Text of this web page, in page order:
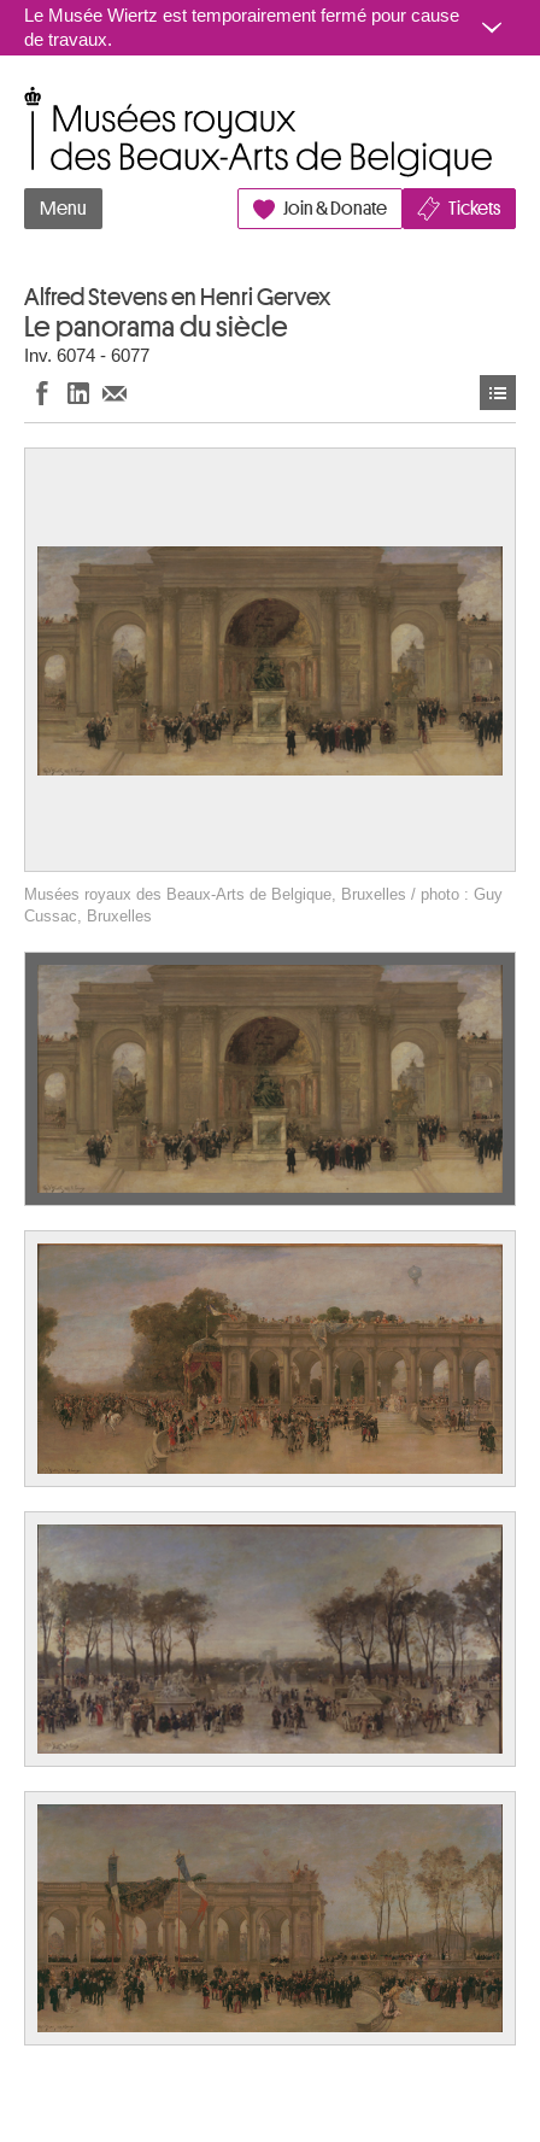
Aller au contenu
Le Musée Wiertz est temporairement fermé pour cause
de travaux.
Menu Join & Donate Tickets
Alfred Stevens en Henri Gervex
Le panorama du siècle
Inv. 6074 - 6077
Musées royaux des Beaux-Arts de Belgique, Bruxelles / photo : Guy
Cussac, Bruxelles